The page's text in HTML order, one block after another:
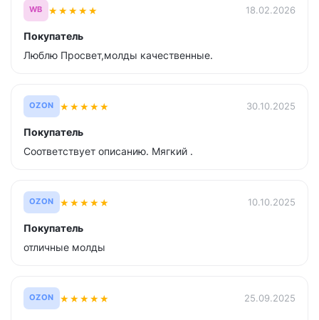
WB ★★★★★ 18.02.2026
Покупатель
Люблю Просвет,молды качественные.
OZON ★★★★★ 30.10.2025
Покупатель
Соответствует описанию. Мягкий .
OZON ★★★★★ 10.10.2025
Покупатель
отличные молды
OZON ★★★★★ 25.09.2025